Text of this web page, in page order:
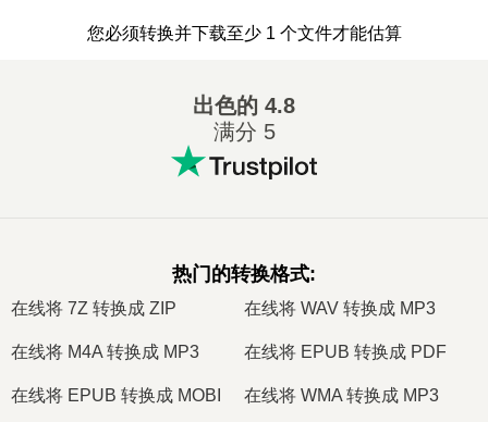
您必须转换并下载至少 1 个文件才能估算
出色的 4.8
满分 5
热门的转换格式:
在线将 7Z 转换成 ZIP 在线将 WAV 转换成 MP3
在线将 M4A 转换成 MP3 在线将 EPUB 转换成 PDF
在线将 EPUB 转换成 MOBI 在线将 WMA 转换成 MP3